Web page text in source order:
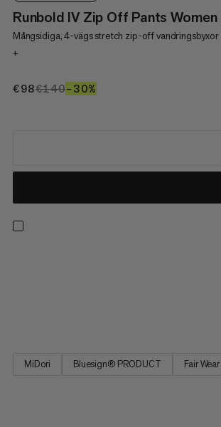
Runbold IV Zip Off Pants Women
Mångsidiga, 4-vägs stretch zip-off vandringsbyxor
+
€98€98
€140€140
–30%
MiDori Bluesign® PRODUCT Fair Wear